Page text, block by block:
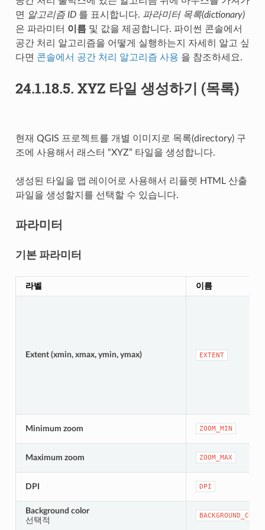
면 알고리즘 ID를 표시합니다. 파라미터 목록(dictionary)
은 파라미터 이름및 값을 제공합니다. 파이썬 콘솔에서
공간 처리 알고리즘을 어떻게 실행하는지 자세히 알고 싶
다면 콘솔에서 공간 처리 알고리즘 사용 을 참조하세요.
24.1.18.5. XYZ 타일 생성하기 (목록)
현재 QGIS 프로젝트를 개별 이미지로 목록(directory) 구
조에 사용해서 래스터 “XYZ” 타일을 생성합니다.
생성된 타일을 맵 레이어로 사용해서 리플렛 HTML 산출
파일을 생성할지를 선택할 수 있습니다.
파라미터
기본 파라미터
라벨 이름
Extent (xmin, xmax, ymin, ymax) EXTENT
Minimum zoom ZOOM_MIN
Maximum zoom ZOOM_MAX
DPI DPI
Background color
선택적
BACKGROUND_COLOR